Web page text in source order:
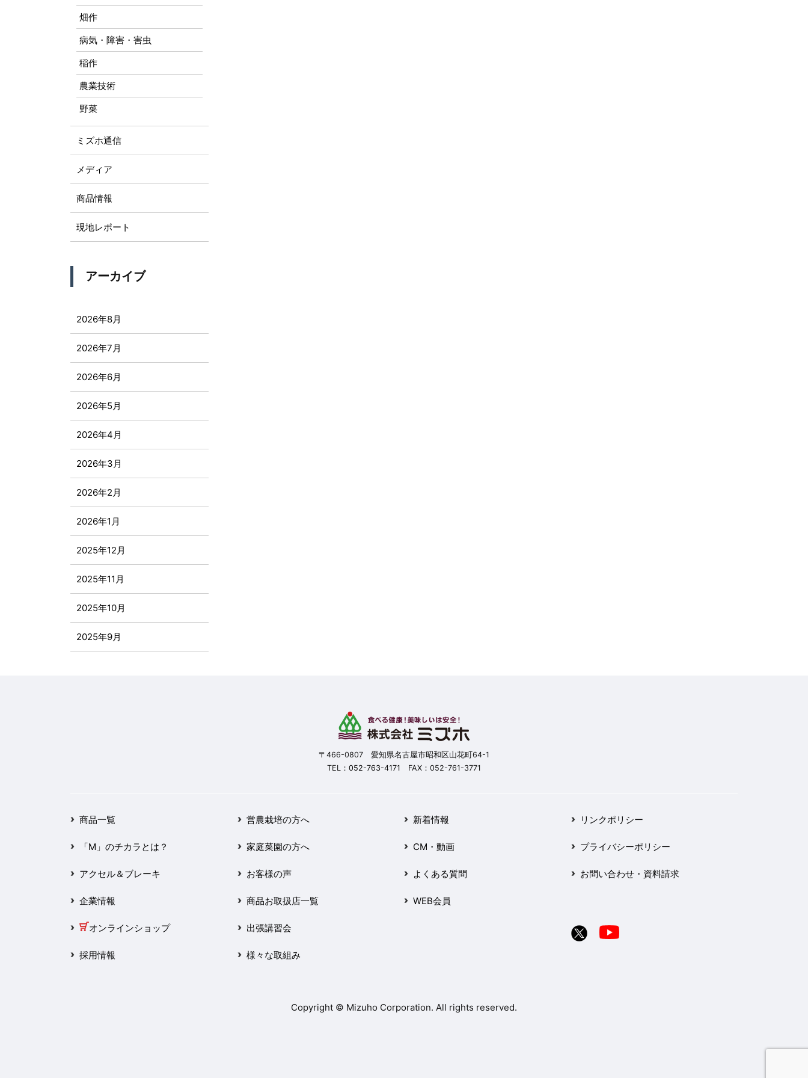
畑作
病気・障害・害虫
稲作
農業技術
野菜
ミズホ通信
メディア
商品情報
現地レポート
アーカイブ
2026年8月
2026年7月
2026年6月
2026年5月
2026年4月
2026年3月
2026年2月
2026年1月
2025年12月
2025年11月
2025年10月
2025年9月
2025年1月
2024年12月
2024年11月
2024年10月
〒466-0807 愛知県名古屋市昭和区山花町64-1
TEL： 052-763-4171 FAX：052-761-3771
商品一覧
「M」のチカラとは？
アクセル＆ブレーキ
企業情報
オンラインショップ
採用情報
営農栽培の方へ
家庭菜園の方へ
お客様の声
商品お取扱店一覧
出張講習会
様々な取組み
新着情報
CM・動画
よくある質問
WEB会員
リンクポリシー
プライバシーポリシー
お問い合わせ・資料請求
Copyright © Mizuho Corporation. All rights reserved.